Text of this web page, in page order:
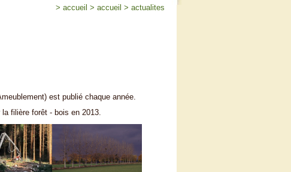
> accueil > accueil > actualites
est publié chaque année.
filière forêt - bois en 2013.